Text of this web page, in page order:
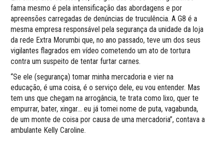
fama mesmo é pela intensificação das abordagens e por
apreensões carregadas de denúncias de truculência. A G8 é a
mesma empresa responsável pela segurança da unidade da loja
da rede Extra Morumbi que, no ano passado, teve um dos seus
vigilantes flagrados em vídeo cometendo um ato de tortura
contra um suspeito de tentar furtar carnes.
“Se ele (segurança) tomar minha mercadoria e vier na
educação, é uma coisa, é o serviço dele, eu vou entender. Mas
tem uns que chegam na arrogância, te trata como lixo, quer te
empurrar, bater, xingar… eu já tomei nome de puta, vagabunda,
de um monte de coisa por causa de uma mercadoria”, contava a
ambulante Kelly Caroline.